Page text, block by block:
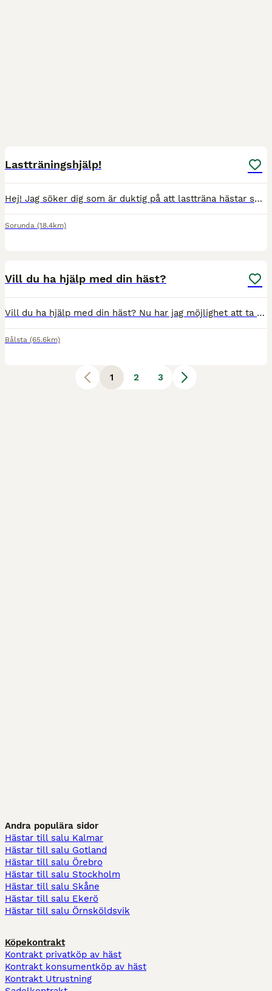
Lastträningshjälp!
Hej! Jag söker dig som är duktig på att lastträna hästar som har möjlighet att komma ut till mig och min häst på gården. Jag har väldigt länge försökt träna honom själv men lyckas inte helt. Jag ser g
Sorunda (18.4km)
Vill du ha hjälp med din häst?
Vill du ha hjälp med din häst? Nu har jag möjlighet att ta emot fler hästar i träning/tävling, unghästar för utbildning och/eller försäljning under både kortare eller längre perioder. Jag har även mö
Bålsta (65.6km)
1 2 3
Andra populära sidor
Hästar till salu Kalmar
Hästar till salu Gotland
Hästar till salu Örebro
Hästar till salu Stockholm
Hästar till salu Skåne
Hästar till salu Ekerö
Hästar till salu Örnsköldsvik
Köpekontrakt
Kontrakt privatköp av häst
Kontrakt konsumentköp av häst
Kontrakt Utrustning